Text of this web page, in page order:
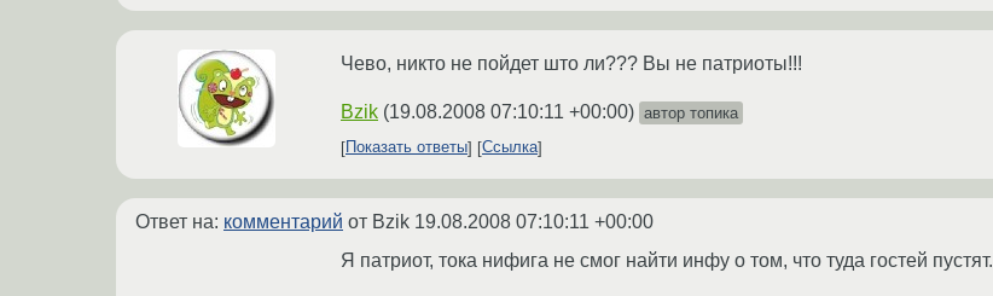
Чево, никто не пойдет што ли??? Вы не патриоты!!!
Bzik (19.08.2008 07:10:11 +00:00) автор топика
Показать ответы
Ссылка
Ответ на: комментарий от Bzik 19.08.2008 07:10:11 +00:00
Я патриот, тока нифига не смог найти инфу о том, что туда гостей пустят.